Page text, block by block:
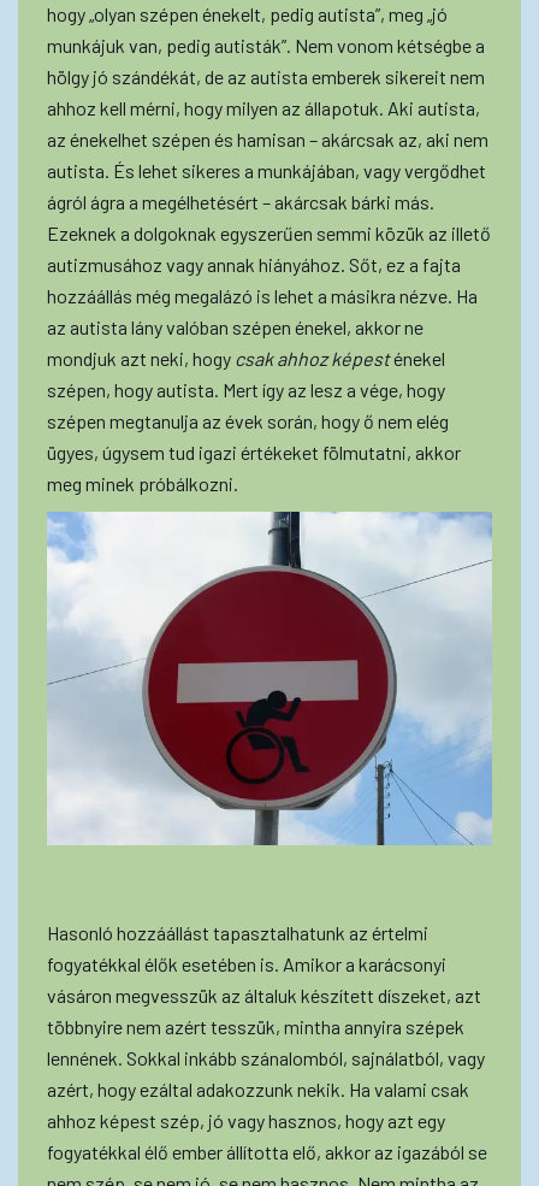
hogy „olyan szépen énekelt, pedig autista”, meg „jó
munkájuk van, pedig autisták”. Nem vonom kétségbe a
hölgy jó szándékát, de az autista emberek sikereit nem
ahhoz kell mérni, hogy milyen az állapotuk. Aki autista,
az énekelhet szépen és hamisan – akárcsak az, aki nem
autista. És lehet sikeres a munkájában, vagy vergődhet
ágról ágra a megélhetésért – akárcsak bárki más.
Ezeknek a dolgoknak egyszerűen semmi közük az illető
autizmusához vagy annak hiányához. Sőt, ez a fajta
hozzáállás még megalázó is lehet a másikra nézve. Ha
az autista lány valóban szépen énekel, akkor ne
mondjuk azt neki, hogy csak ahhoz képesténekel
szépen, hogy autista. Mert így az lesz a vége, hogy
szépen megtanulja az évek során, hogy ő nem elég
ügyes, úgysem tud igazi értékeket fölmutatni, akkor
meg minek próbálkozni.
Hasonló hozzáállást tapasztalhatunk az értelmi
fogyatékkal élők esetében is. Amikor a karácsonyi
vásáron megvesszük az általuk készített díszeket, azt
többnyire nem azért tesszük, mintha annyira szépek
lennének. Sokkal inkább szánalomból, sajnálatból, vagy
azért, hogy ezáltal adakozzunk nekik. Ha valami csak
ahhoz képest szép, jó vagy hasznos, hogy azt egy
fogyatékkal élő ember állította elő, akkor az igazából se